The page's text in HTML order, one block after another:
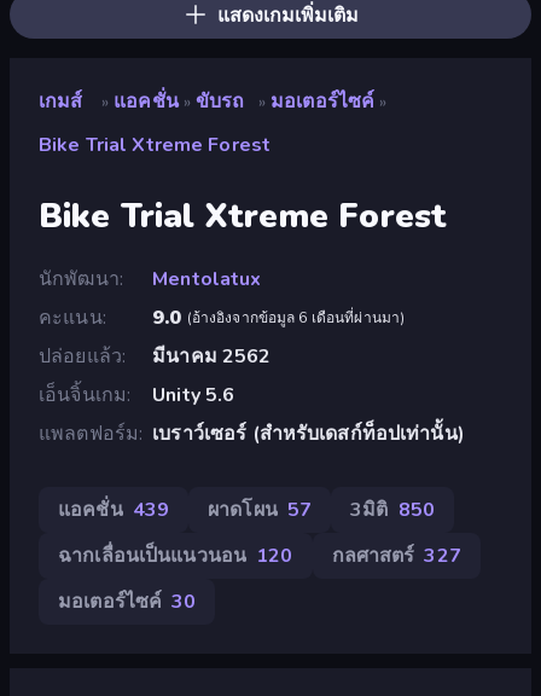
แสดงเกมเพิ่มเติม
เกมส์ » แอคชั่น » ขับรถ » มอเตอร์ไซค์ »
Bike Trial Xtreme Forest
Bike Trial Xtreme Forest
นักพัฒนา
Mentolatux
คะแนน
9.0 (อ้างอิงจากข้อมูล 6 เดือนที่ผ่านมา)
ปล่อยแล้ว
มีนาคม 2562
เอ็นจิ้นเกม
Unity 5.6
แพลตฟอร์ม
เบราว์เซอร์ (สำหรับเดสก์ท็อปเท่านั้น)
แอคชั่น 439 ผาดโผน 57 3มิติ 850
ฉากเลื่อนเป็นแนวนอน 120 กลศาสตร์ 327
มอเตอร์ไซค์ 30